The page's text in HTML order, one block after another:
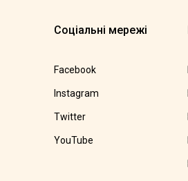
Соціальні мережі
Facebook
Instagram
Twitter
YouTube